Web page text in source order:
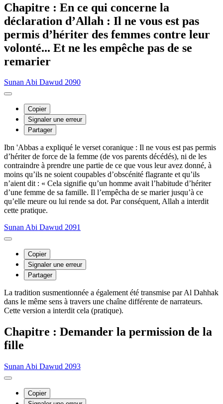
Chapitre : En ce qui concerne la
déclaration d’Allah : Il ne vous est pas
permis d’hériter des femmes contre leur
volonté... Et ne les empêche pas de se
remarier
Sunan Abi Dawud 2090
Copier
Signaler une erreur
Partager
Ibn 'Abbas a expliqué le verset coranique : Il ne vous est pas permis
d’hériter de force de la femme (de vos parents décédés), ni de les
contraindre à prendre une partie de ce que vous leur avez donné, à
moins qu’ils ne soient coupables d’obscénité flagrante et qu’ils
n’aient dit : « Cela signifie qu’un homme avait l’habitude d’hériter
d’une femme de sa famille. Il l’empêcha de se marier jusqu’à ce
qu’elle meure ou lui rende sa dot. Par conséquent, Allah a interdit
cette pratique.
Sunan Abi Dawud 2091
Copier
Signaler une erreur
Partager
La tradition susmentionnée a également été transmise par Al Dahhak
dans le même sens à travers une chaîne différente de narrateurs.
Cette version a interdit cela (pratique).
Chapitre : Demander la permission de la
fille
Sunan Abi Dawud 2093
Copier